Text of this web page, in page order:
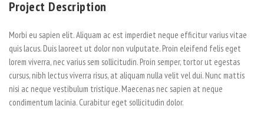
Project Description
Morbi eu sapien elit. Aliquam ac est imperdiet neque efficitur varius vitae
quis lacus. Duis laoreet ut dolor non vulputate. Proin eleifend felis eget
lorem viverra, nec varius sem sollicitudin. Proin semper, tortor ut egestas
cursus, nibh lectus viverra risus, at aliquam nulla velit vel dui. Nunc mattis
nisi ac neque vestibulum tristique. Maecenas nec sapien at neque
condimentum lacinia. Curabitur eget sollicitudin dolor.